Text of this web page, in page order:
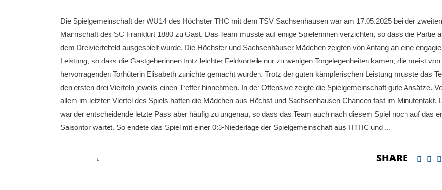
Die Spielgemeinschaft der WU14 des Höchster THC mit dem TSV Sachsenhausen war am 17.05.2025 bei der zweiten
Mannschaft des SC Frankfurt 1880 zu Gast. Das Team musste auf einige Spielerinnen verzichten, so dass die Partie
dem Dreiviertelfeld ausgespielt wurde. Die Höchster und Sachsenhäuser Mädchen zeigten von Anfang an eine
Leistung, so dass die Gastgeberinnen trotz leichter Feldvorteile nur zu wenigen Torgelegenheiten kamen, die meist von
hervorragenden Torhüterin Elisabeth zunichte gemacht wurden. Trotz der guten kämpferischen Leistung musste das
den ersten drei Vierteln jeweils einen Treffer hinnehmen. In der Offensive zeigte die Spielgemeinschaft gute Ansätze.
allem im letzten Viertel des Spiels hatten die Mädchen aus Höchst und Sachsenhausen Chancen fast im Minutentakt.
war der entscheidende letzte Pass aber häufig zu ungenau, so dass das Team auch nach diesem Spiel noch auf das
Saisontor wartet. So endete das Spiel mit einer 0:3-Niederlage der Spielgemeinschaft aus HTHC und
SHARE